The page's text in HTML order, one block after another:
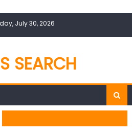
July 30, 2026
SEARCH